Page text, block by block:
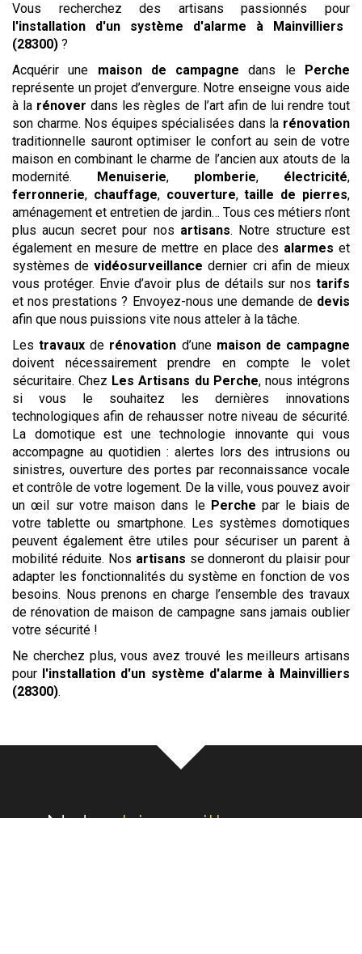
Vous recherchez des artisans passionnés pour
l'installation d'un système d'alarme
à Mainvilliers
(28300) ?
Acquérir une maison de campagne dans le
Perche
représente un projet d’envergure. Notre enseigne vous aide
à la rénover dans les règles de l’art afin de lui rendre tout
son charme. Nos équipes spécialisées dans la rénovation
traditionnelle sauront optimiser le confort au sein de votre
maison en combinant le charme de l’ancien aux atouts de la
modernité.
Menuiserie, plomberie, électricité,
ferronnerie, chauffage, couverture,taille de pierres,
aménagement et entretien de jardin… Tous ces métiers n’ont
plus aucun secret pour nos artisans. Notre structure est
également en mesure de mettre en place des alarmes et
systèmes devidéosurveillance dernier cri afin de mieux
vous protéger. Envie d’avoir plus de détails sur nos tarifs
et nos prestations ? Envoyez-nous une demande de devis
afin que nous puissions vite nous atteler à la tâche.
Lestravaux de rénovation d’une maison de campagne
doivent nécessairement prendre en compte le volet
sécuritaire. Chez Les Artisans du Perche, nous intégrons
si vous le souhaitez les dernières innovations
technologiques afin de rehausser notre niveau de sécurité.
La domotique est une technologie innovante qui vous
accompagne au quotidien : alertes lors des intrusions ou
sinistres, ouverture des portes par reconnaissance vocale
et contrôle de votre logement. De la ville, vous pouvez avoir
un œil sur votre maison dans le Perche par le biais de
votre tablette ou smartphone. Les systèmes domotiques
peuvent également être utiles pour sécuriser un parent à
mobilité réduite. Nos artisans se donneront du plaisir pour
adapter les fonctionnalités du système en fonction de vos
besoins. Nous prenons en charge l’ensemble des travaux
de rénovation de maison de campagne sans jamais oublier
votre sécurité !
Ne cherchez plus, vous avez trouvé les meilleurs artisans
pour l'installation d'un système d'alarme à Mainvilliers
(28300).
Notreécouteau cœur de